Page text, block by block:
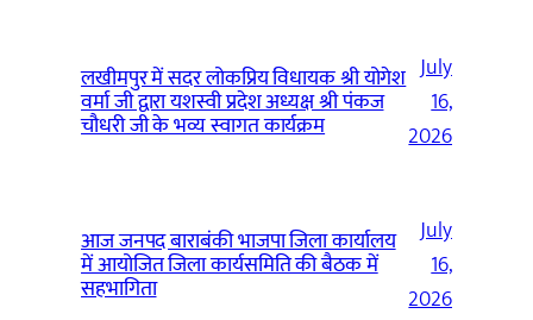
लखीमपुर में सदर लोकप्रिय विधायक श्री योगेश
वर्मा जी द्वारा यशस्वी प्रदेश अध्यक्ष श्री पंकज
चौधरी जी के भव्य स्वागत कार्यक्रम
July
16,
2026
आज जनपद बाराबंकी भाजपा जिला कार्यालय
में आयोजित जिला कार्यसमिति की बैठक में
सहभागिता
July
16,
2026